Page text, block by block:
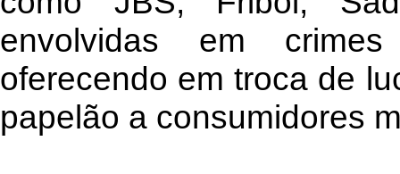
envolvidas em
oferecendo em troca de
papelão a consumidores